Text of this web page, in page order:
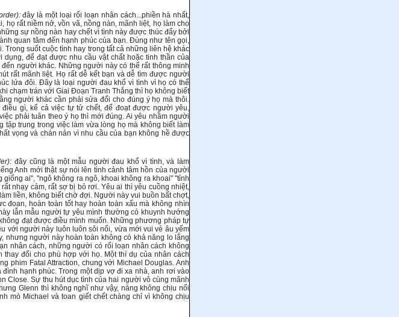
đây là một loại rối loạn nhân cách...phiền hà nhất,
rất niềm nở, vồn vã, nồng nàn, mãnh liệt, họ làm cho
sự nồng nàn hay chết vì tình này được thúc đẩy bởi
quan tâm đến hạnh phúc của bạn. Ðúng như tên gọi,
suốt cuộc tình hay trong tất cả những liên hệ khác
để đạt được nhu cầu vật chất hoặc tinh thần của
người khác. Những người này có thể rất thông minh
rất mãnh liệt. Họ rất dễ kết bạn và dễ tìm được người
lứa đôi. Ðây là loại người đau khổ vì tình vì họ có thể
chạm trán với Giai Ðoạn Tranh Thắng thì họ không biết
người khác cần phải sửa đổi cho đúng ý họ mà thôi.
gì, kể cả việc tự tử chết, để đoạt được người yêu,
phải tuân theo ý họ thì mới đúng. Ai yêu nhầm người
trung trong việc làm vừa lòng họ mà không biết làm
vọng và chán nản vì nhu cầu của bạn không hề được
đây cũng là một mẫu người đau khổ vì tình, và làm
Anh mới thật sự nói lên tình cảnh tâm hồn của người
ai", "ngô không ra ngô, khoai không ra khoai" "tỉnh
nhạy cảm, rất sợ bị bỏ rơi. Yêu ai thì yêu cuồng nhiệt,
liền, không biết chờ đợi. Người này vui buồn bất chợt,
đoan, hoàn toàn tốt hay hoàn toàn xấu mà không nhìn
lẫn mẫu người tự yêu mình thường có khuynh hướng
đạt được điều mình muốn. Những phương pháp tự
với người này luôn luôn sôi nổi, vừa mới vui vẻ âu yếm
nhưng người này hoàn toàn không có khả năng lo lắng
nhân cách, những người có rối loạn nhân cách không
đổi cho phù hợp với họ. Một thí dụ của nhân cách
phim Fatal Attraction, chung với Michael Douglas. Anh
hạnh phúc. Trong một dịp vợ đi xa nhà, anh rơi vào
Close. Sự thu hút dục tình của hai người vô cùng mãnh
Glenn thì không nghĩ như vậy, nàng không chịu nổi
mò Michael và toan giết chết chàng chỉ vì không chịu